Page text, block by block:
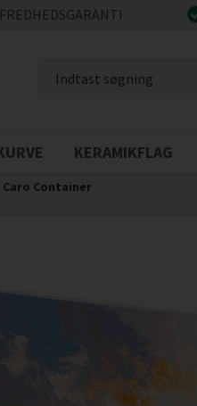
KERAMIKFLAG
Caro Container